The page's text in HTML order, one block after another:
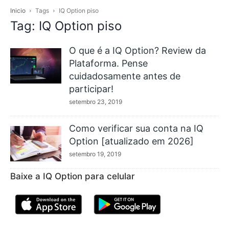
Inicio Tags IQ Option piso
Tag: IQ Option piso
O que é a IQ Option? Review da
Plataforma. Pense
cuidadosamente antes de
participar!
setembro 23, 2019
Como verificar sua conta na IQ
Option [atualizado em 2026]
setembro 19, 2019
Baixe a IQ Option para celular